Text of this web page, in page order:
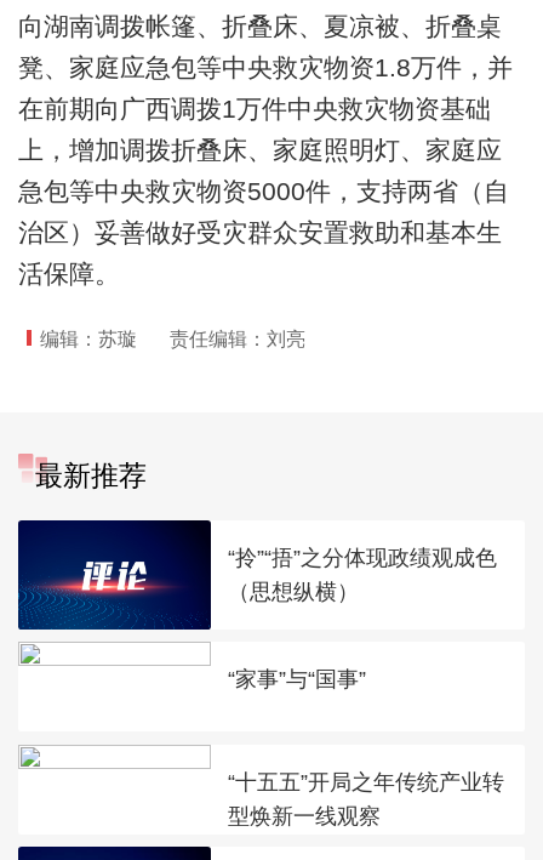
向湖南调拨帐篷、折叠床、夏凉被、折叠桌
凳、家庭应急包等中央救灾物资1.8万件，并
在前期向广西调拨1万件中央救灾物资基础
上，增加调拨折叠床、家庭照明灯、家庭应
急包等中央救灾物资5000件，支持两省（自
治区）妥善做好受灾群众安置救助和基本生
活保障。
编辑：苏璇 责任编辑：刘亮
最新推荐
“拎”“捂”之分体现政绩观成色
（思想纵横）
“家事”与“国事”
“十五五”开局之年传统产业转
型焕新一线观察